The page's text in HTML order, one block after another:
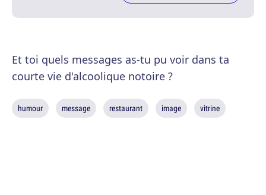
Et toi quels messages as-tu pu voir dans ta
courte vie d'alcoolique notoire ?
humour message restaurant image vitrine